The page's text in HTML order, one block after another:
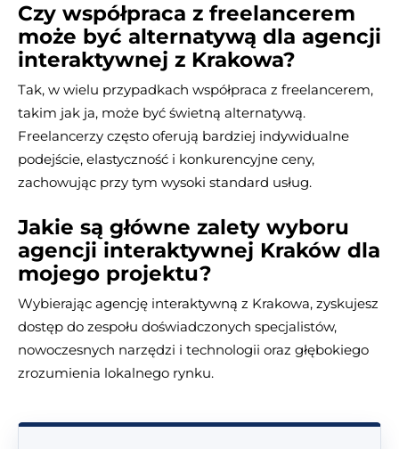
Czy współpraca z freelancerem
może być alternatywą dla agencji
interaktywnej z Krakowa?
Tak, w wielu przypadkach współpraca z freelancerem,
takim jak ja, może być świetną alternatywą.
Freelancerzy często oferują bardziej indywidualne
podejście, elastyczność i konkurencyjne ceny,
zachowując przy tym wysoki standard usług.
Jakie są główne zalety wyboru
agencji interaktywnej Kraków dla
mojego projektu?
Wybierając agencję interaktywną z Krakowa, zyskujesz
dostęp do zespołu doświadczonych specjalistów,
nowoczesnych narzędzi i technologii oraz głębokiego
zrozumienia lokalnego rynku.